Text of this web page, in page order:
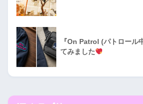
『On Patrol (パトロール
てみました